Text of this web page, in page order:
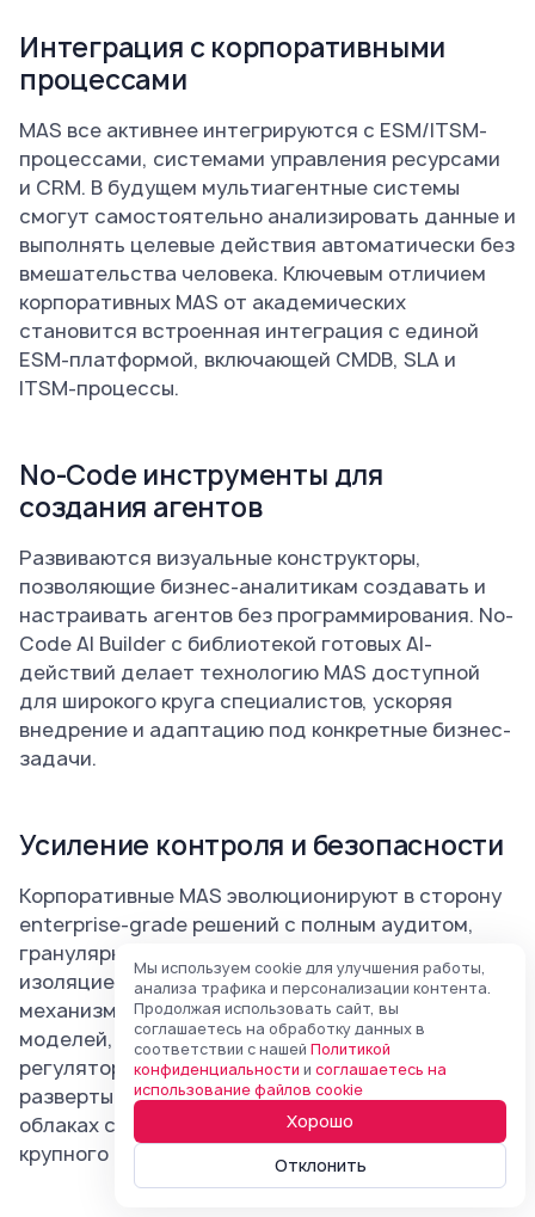
Интеграция с корпоративными
процессами
MAS все активнее интегрируются с ESM/ITSM-
процессами, системами управления ресурсами
и CRM. В будущем мультиагентные системы
смогут самостоятельно анализировать данные и
выполнять целевые действия автоматически без
вмешательства человека. Ключевым отличием
корпоративных MAS от академических
становится встроенная интеграция с единой
ESM-платформой, включающей CMDB, SLA и
ITSM-процессы.
No-Code инструменты для
создания агентов
Развиваются визуальные конструкторы,
позволяющие бизнес-аналитикам создавать и
настраивать агентов без программирования. No-
Code AI Builder с библиотекой готовых AI-
действий делает технологию MAS доступной
для широкого круга специалистов, ускоряя
внедрение и адаптацию под конкретные бизнес-
задачи.
Усиление контроля и безопасности
Корпоративные MAS эволюционируют в сторону
enterprise-grade решений с полным аудитом,
гранулярным контролем прав доступа и
изоляцией чувствительных данных. Развиваются
механизмы мониторинга использования
моделей, управления бюджетом и соблюдения
регуляторных требований. Возможность
развертывания on-premise или в суверенных
облаках становится критичным требованием для
крупного бизнеса.
Мы используем cookie для улучшения работы,
анализа трафика и персонализации контента.
Продолжая использовать сайт, вы
соглашаетесь на обработку данных в
соответствии с нашей Политикой
конфиденциальности и соглашаетесь на
использование файлов cookie
Хорошо
Отклонить